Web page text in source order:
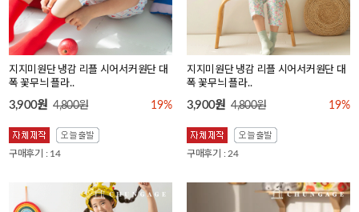
지지미원단 냉감 리플 시어서커원단 대
폭 꽃무늬 플라..
3,900원 4,800원 19%
구매후기 : 14
지지미원단 냉감 리플 시어서커원단 대
폭 꽃무늬 플라..
3,900원 4,800원 19%
구매후기 : 24